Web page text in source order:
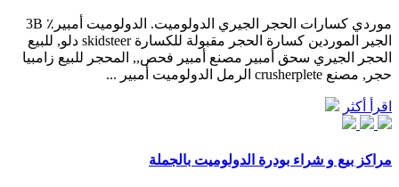
موردي كسارات الحجر الجيري الدولوميت. الدولوميت أمبير٪ 3B
الجير الموردين كسارة الحجر مقبولة للكسارة skidsteer دلو, للبيع
الحجر الجيري سحق أمبير مصنع أمبير فحص,, المحجر للبيع زامبيا
حجر, مصنع crusherplete الرمل الدولوميت أمبير ...
اقرأ أكثر
مراكز بيع و شراء بودرة الدولوميت بالجملة